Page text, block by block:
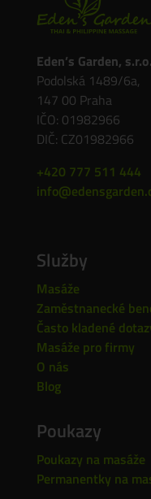
Eden’s Garden, s.r.o.
Podolská 1489/6a,
147 00 Praha
IČO: 01982966
DIČ: CZ01982966
+420 777 511 444
Služby
Masáže
Zaměstnanecké
Často kladené
Masáže pro firmy
O nás
Blog
Poukazy
Poukazy na masáže
Permanentky na